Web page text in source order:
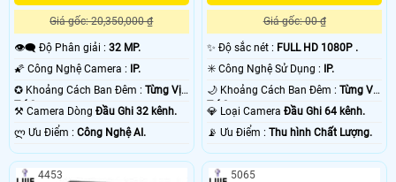
Giá gốc: 20,350,000 ₫
👁️‍🗨 Độ Phân giải : 32 MP.
🌠 Công Nghệ Camera : IP.
✪ Khoảng Cách Ban Đêm : Từng Vị
Trí Camera .
⚒ Camera Dòng Đầu Ghi 32 kênh.
️ლ Ưu Điểm : Công Nghệ AI.
Giá gốc: 00 ₫
✨ Độ sắc nét : FULL HD 1080P .
✳️ Công Nghệ Sử Dụng : IP.
🌙 Khoảng Cách Ban Đêm :Từng Vị
Trí Camera .
💎 Loại CameraĐầu Ghi 64 kênh.
️📡 Ưu Điểm :Thu hình Chất Lượng.
4453 5065